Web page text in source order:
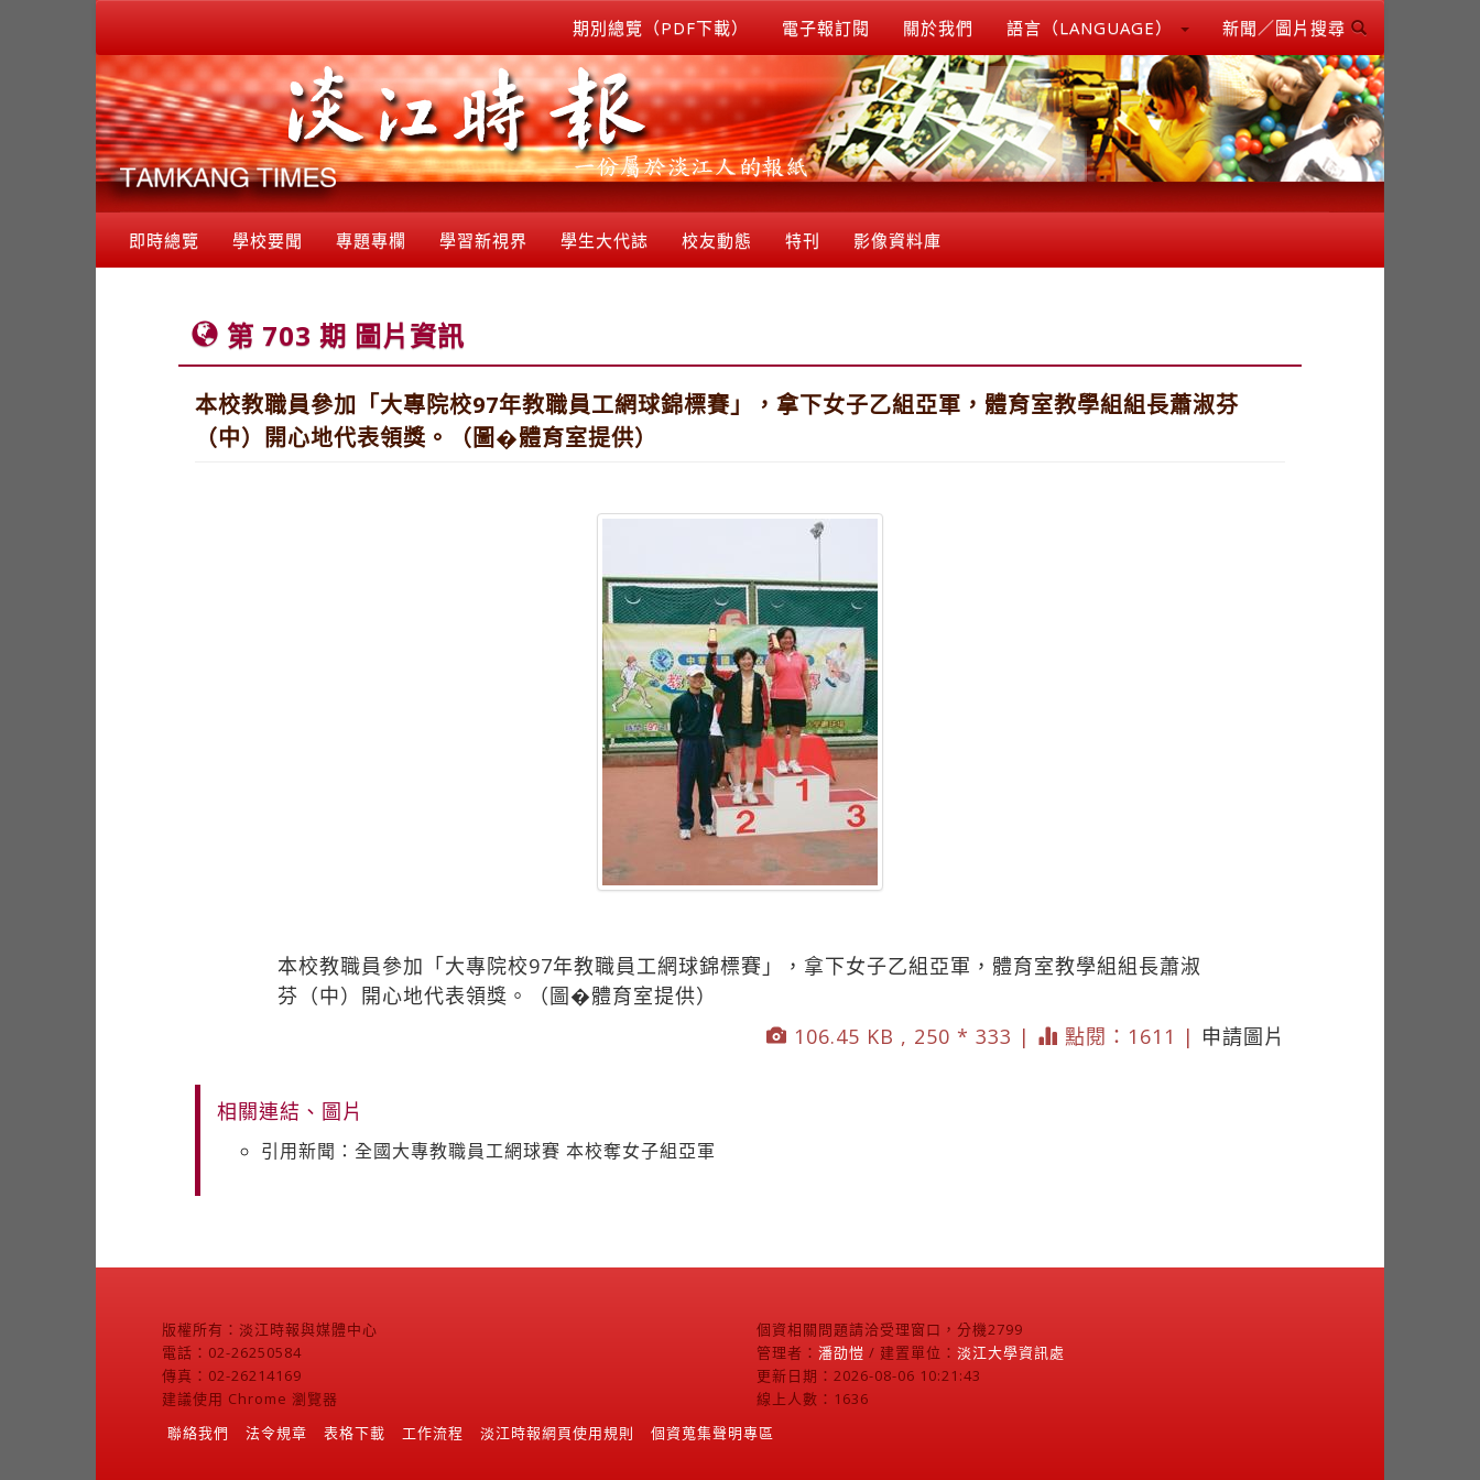
期別總覽（PDF下載） 電子報訂閱 關於我們 語言（LANGUAGE） 新聞／圖片搜尋
即時總覽 學校要聞 專題專欄 學習新視界 學生大代誌 校友動態 特刊 影像資料庫
第 703 期 圖片資訊
本校教職員參加「大專院校97年教職員工網球錦標賽」，拿下女子乙組亞軍，體育室教學組組長蕭淑芬
（中）開心地代表領獎。（圖�體育室提供）
本校教職員參加「大專院校97年教職員工網球錦標賽」，拿下女子乙組亞軍，體育室教學組組長蕭淑
芬（中）開心地代表領獎。（圖�體育室提供）
106.45 KB , 250 * 333 |
點閱：1611 | 申請圖片
相關連結、圖片
引用新聞：全國大專教職員工網球賽 本校奪女子組亞軍
版權所有：淡江時報與媒體中心
電話：02-26250584
傳真：02-26214169
建議使用 Chrome 瀏覽器
個資相關問題請洽受理窗口，分機2799
管理者： 潘劭愷 / 建置單位： 淡江大學資訊處
更新日期：2026-08-06 10:21:43
線上人數：1636
聯絡我們
法令規章 表格下載 工作流程 淡江時報網頁使用規則 個資蒐集聲明專區